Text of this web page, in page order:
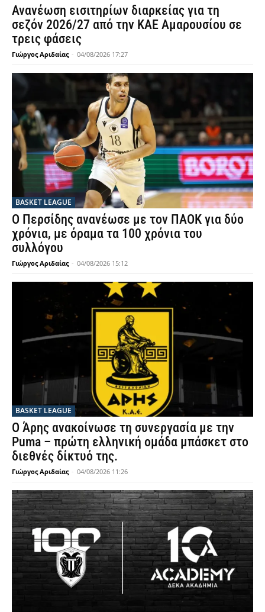
Ανανέωση εισιτηρίων διαρκείας για τη
σεζόν 2026/27 από την ΚΑΕ Αμαρουσίου σε
τρεις φάσεις
Γιώργος Αριδαίας - 04/08/2026 17:27
BASKET LEAGUE
Ο Περσίδης ανανέωσε με τον ΠΑΟΚ για δύο
χρόνια, με όραμα τα 100 χρόνια του
συλλόγου
Γιώργος Αριδαίας - 04/08/2026 15:12
BASKET LEAGUE
Ο Άρης ανακοίνωσε τη συνεργασία με την
Puma – πρώτη ελληνική ομάδα μπάσκετ στο
διεθνές δίκτυό της.
Γιώργος Αριδαίας - 04/08/2026 11:26